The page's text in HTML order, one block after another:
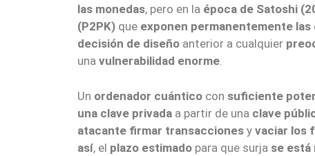
las monedas, pero en la época de Satoshi
(P2PK) que exponen permanentemente las
decisión de diseño anterior a cualquier
una vulnerabilidad enorme.
Un ordenador cuántico con suficiente
una clave privada a partir de una clave
atacante firmar transacciones y vaciar los
así, el plazo estimado para que surja se está